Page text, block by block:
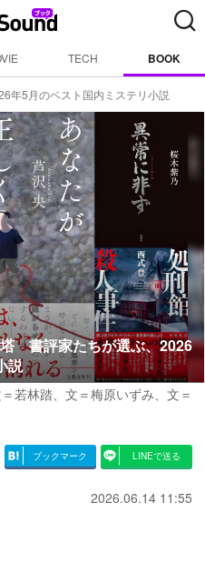
TECH BOOK
年5月のベスト国内ミステリ小説
書評家たちが選ぶ、2026
説
若林踏、 文＝梅原いずみ、 文＝
ブックマーク LINEで送る
2026.06.14 11:55